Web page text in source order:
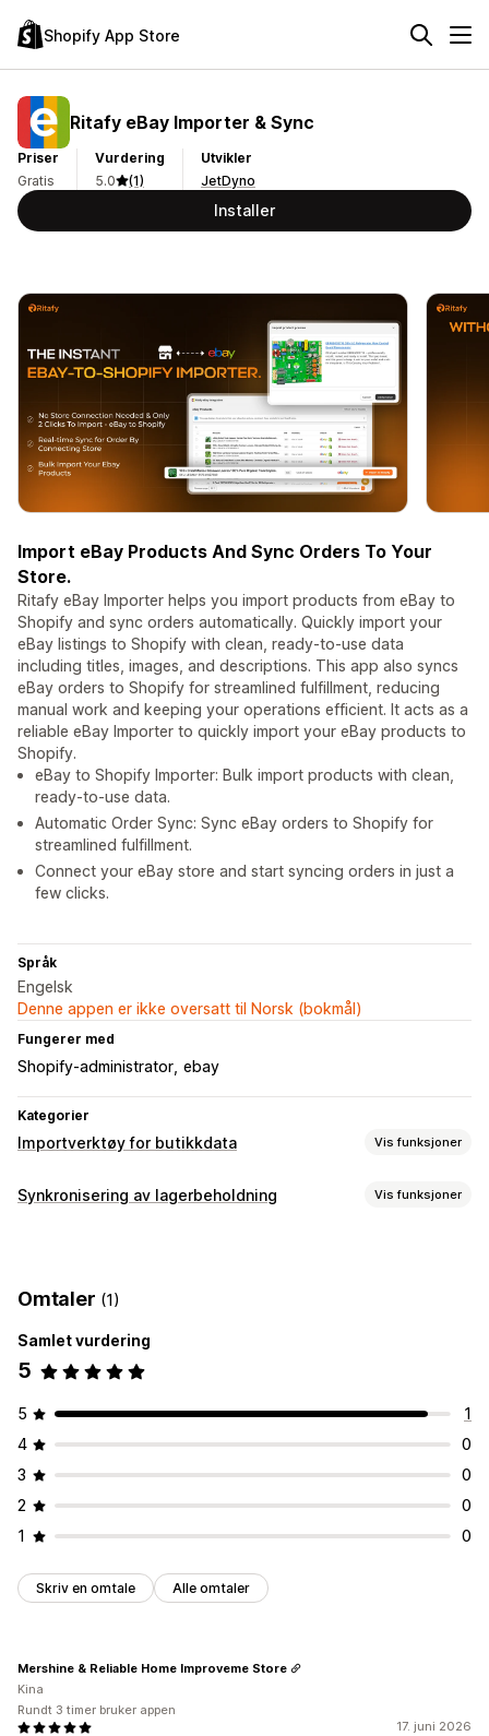
Shopify App Store
Ritafy eBay Importer & Sync
Priser
Gratis
Vurdering
5.0
(1)
Utvikler
JetDyno
Installer
Import eBay Products And Sync Orders To Your
Store.
Ritafy eBay Importer helps you import products from eBay to
Shopify and sync orders automatically. Quickly import your
eBay listings to Shopify with clean, ready-to-use data
including titles, images, and descriptions. This app also syncs
eBay orders to Shopify for streamlined fulfillment, reducing
manual work and keeping your operations efficient. It acts as a
reliable eBay Importer to quickly import your eBay products to
Shopify.
eBay to Shopify Importer: Bulk import products with clean,
ready-to-use data.
Automatic Order Sync: Sync eBay orders to Shopify for
streamlined fulfillment.
Connect your eBay store and start syncing orders in just a
few clicks.
Språk
Engelsk
Denne appen er ikke oversatt til Norsk (bokmål)
Fungerer med
Shopify-administrator ebay
Kategorier
Importverktøy for butikkdata Vis funksjoner
Datasynkronisering
Datamigrering
Synkronisering av lagerbeholdning Vis funksjoner
Automatisk Manual
Varsler og rapporter
Bestillingsoppdateringer
Omtaler (1)
Samlet vurdering
5
5
1
4
0
3
0
2
0
1
0
Skriv en omtale Alle omtaler
17. juni 2026
Mershine & Reliable Home Improveme Store
Kina
Rundt 3 timer bruker appen